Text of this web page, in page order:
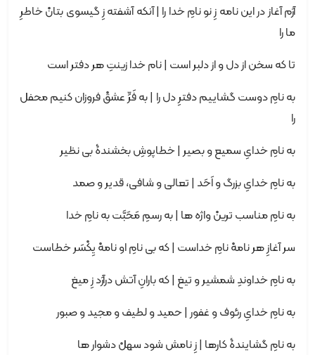
آرَم آغاز در این نامه زِ نو نامِ خدا را | آنکه آشفته زِ گیسوی بتانْ خاطرِ
ما را
تا که سخن از دل و از دلبر است | نام خدا زینتِ هر دفتر است
به نامِ دوست گشاییم دفترِ دل را | به فَرِّ عشقْ فروزان کنیم محفل
را
به نامِ خدایِ سمیع و بصیر | خطاپوشِ بخشندۀ بی نظیر
به نامِ خدایِ بزرگ و اَحَد | تعالی و شافی، قدیر و صمد
به نامِ مناسب ترینْ واژه ها | به رسمِ مَحَبَّت به نامِ خدا
سر آغازِ هر نامهْ نامِ خداست | که بی نامِ او نامهْ یِکْسَر خطاست
به نامِ خداوندِ شمشیر و تیغ | که بارانِ آتش درآرَد زِ میغ
به نامِ خدایِ رئوف و غفور | حمید و لطیف و مجید و صبور
به نامِ گشایندۀ کارها | زِ نامش شود سهلْ دشوار ها